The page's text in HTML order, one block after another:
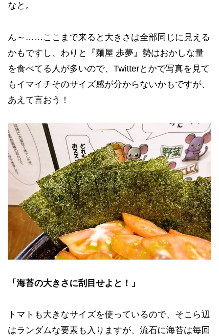
なと。
ん～……ここまで来ると大きさは全部同じに見える
かもですし、わりと『麺屋 歩夢』勢はおかしな量
を食べてる人が多いので、Twitterとかで写真を見て
もイマイチそのサイズ感が分からないかもですが、
あえて言おう！
「海苔の大きさに刮目せよと！」
トマトも大きなサイズを使っているので、そこら辺
はランダムな要素も入りますが、流石に海苔は毎回